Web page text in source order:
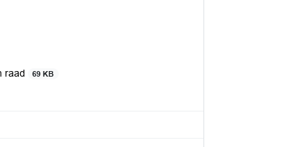
raad
69 KB